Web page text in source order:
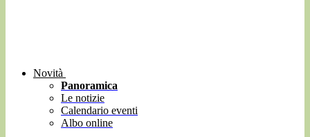
Novità
Panoramica
Le notizie
Calendario eventi
Albo online